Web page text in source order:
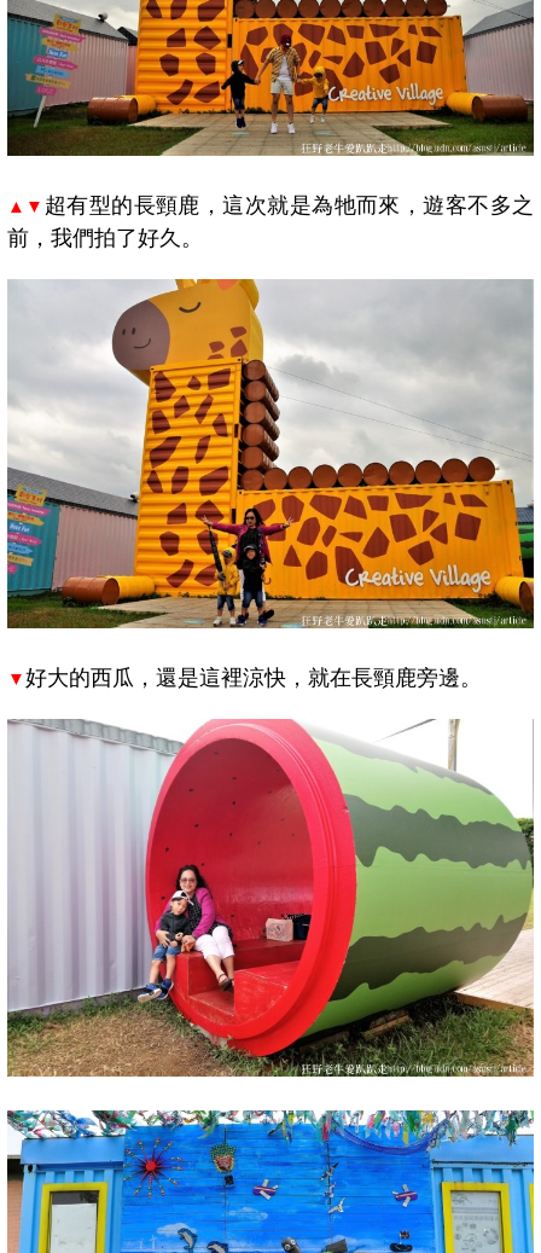
▲▼ 超有型的長頸鹿，這次就是為牠而來，遊客不多之
前，我們拍了好久。
▼好大的西瓜，還是這裡涼快，就在長頸鹿旁邊。